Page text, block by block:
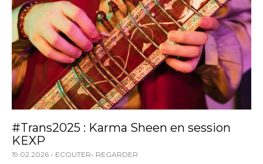
#Trans2025 : Karma Sheen en session
KEXP
19.02.2026 ECOUTER REGARDER